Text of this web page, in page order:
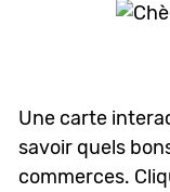
Une carte
savoir quels
commerces.